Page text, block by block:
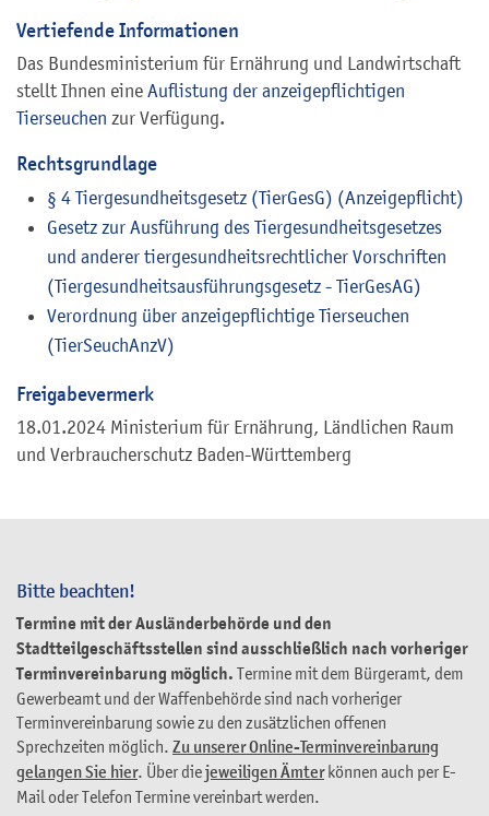
Bitte beachten!
Termine mit der Ausländerbehörde und den
Stadtteilgeschäftsstellen sind ausschließlich nach vorheriger
Terminvereinbarung möglich. Termine mit dem Bürgeramt, dem
Gewerbeamt und der Waffenbehörde sind nach vorheriger
Terminvereinbarung sowie zu den zusätzlichen offenen
Sprechzeiten möglich. Zu unserer Online-Terminvereinbarung
gelangen Sie hier. Über diejeweiligen Ämterkönnen auch per E-
Mail oder Telefon Termine vereinbart werden.
Vertiefende Informationen
Das Bundesministerium für Ernährung und Landwirtschaft
stellt Ihnen eine Auflistung der anzeigepflichtigen
Tierseuchen zur Verfügung.
Rechtsgrundlage
§ 4 Tiergesundheitsgesetz (TierGesG) (Anzeigepflicht)
Gesetz zur Ausführung des Tiergesundheitsgesetzes
und anderer tiergesundheitsrechtlicher Vorschriften
(Tiergesundheitsausführungsgesetz - TierGesAG)
Verordnung über anzeigepflichtige Tierseuchen
(TierSeuchAnzV)
Freigabevermerk
18.01.2024 Ministerium für Ernährung, Ländlichen Raum
und Verbraucherschutz Baden-Württemberg